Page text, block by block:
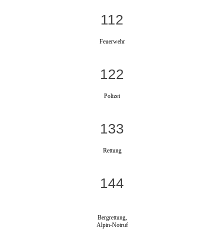
112
Feuerwehr
122
Polizei
133
Rettung
144
Bergrettung,
Alpin-Notruf